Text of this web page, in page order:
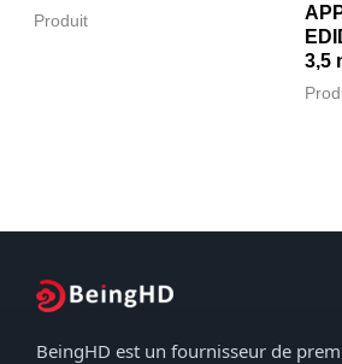
Produit
3,5
BeingHD est un fournisseur de